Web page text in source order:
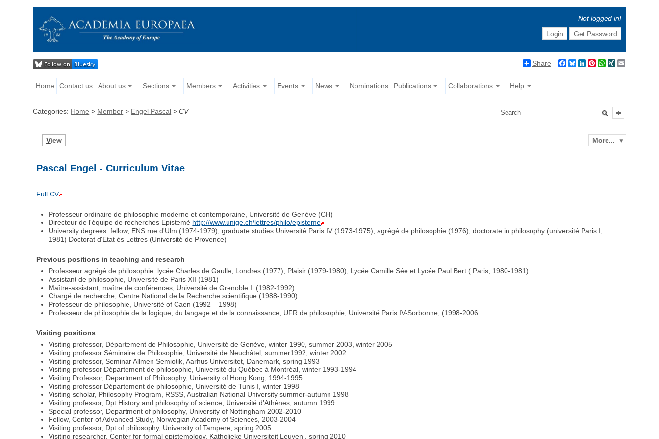
Not logged in!
Login
Get Password
Share Facebook
BlueskyLinkedIn
Pinterest
WhatsApp
XING
Home Contact us About us Sections Members Activities Events News Nominations Publications Collaborations Help
Categories: Home > Member > Engel Pascal >CV
More...
View
Pascal Engel - Curriculum Vitae
Full CV
Professeur ordinaire de philosophie moderne et contemporaine, Université de Genève (CH)
Directeur de l'équipe de recherches Epistemè http://www.unige.ch/lettres/philo/episteme
University degrees: fellow, ENS rue d'Ulm (1974-1979), graduate studies Université Paris IV (1973-1975), agrégé de philosophie (1976), doctorate in philosophy (université Paris I,
1981) Doctorat d'Etat ès Lettres (Université de Provence)
Previous positions in teaching and research
Professeur agrégé de philosophie: lycée Charles de Gaulle, Londres (1977), Plaisir (1979-1980), Lycée Camille Sée et Lycée Paul Bert ( Paris, 1980-1981)
Assistant de philosophie, Université de Paris XII (1981)
Maître-assistant, maître de conférences, Université de Grenoble II (1982-1992)
Chargé de recherche, Centre National de la Recherche scientifique (1988-1990)
Professeur de philosophie, Université of Caen (1992 – 1998)
Professeur de philosophie de la logique, du langage et de la connaissance, UFR de philosophie, Université Paris IV-Sorbonne, (1998-2006
Visiting positions
Visiting professor, Département de Philosophie, Université de Genève, winter 1990, summer 2003, winter 2005
Visiting professor Séminaire de Philosophie, Université de Neuchâtel, summer1992, winter 2002
Visiting professor, Seminar Allmen Semiotik, Aarhus Universitet, Danemark, spring 1993
Visiting professor Département de philosophie, Université du Québec à Montréal, winter 1993-1994
Visiting Professor, Department of Philosophy, University of Hong Kong, 1994-1995
Visiting professor Département de philosophie, Université de Tunis I, winter 1998
Visiting scholar, Philosophy Program, RSSS, Australian National University summer-autumn 1998
Visiting professor, Dpt History and philosophy of science, Université d’Athènes, autumn 1999
Special professor, Department of philosophy, University of Nottingham 2002-2010
Fellow, Center of Advanced Study, Norwegian Academy of Sciences, 2003-2004
Visiting professor, Dpt of philosophy, University of Tampere, spring 2005
Visiting researcher, Center for formal epistemology, Katholieke Universiteit Leuven , spring 2010